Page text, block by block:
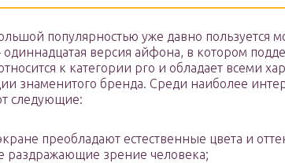
популярностью уже давно пользуется
версия айфона, в котором
к категории pro и обладает всеми
знаменитого бренда. Среди наиболее
следующие:
преобладают естественные цвета и
раздражающие зрение человека;